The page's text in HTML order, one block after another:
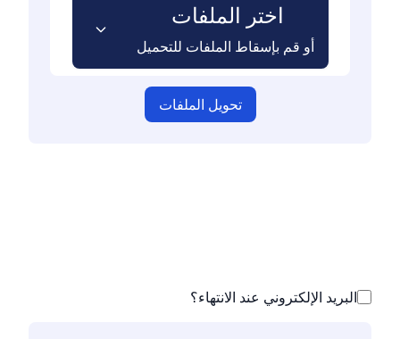
اختر الملفات
أو قم بإسقاط الملفات للتحميل
تحويل الملفات
البريد الإلكتروني عند الانتهاء؟